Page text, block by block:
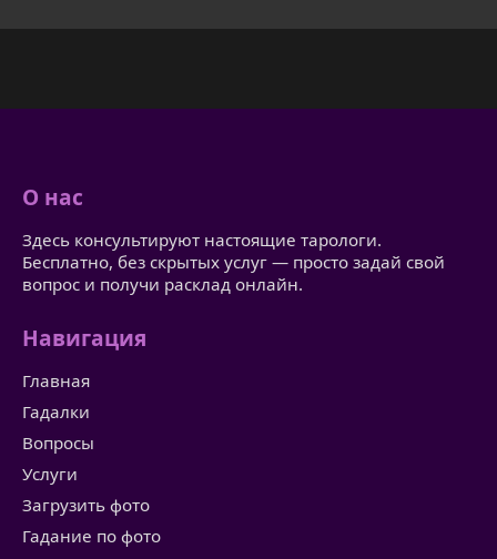
О нас
Здесь консультируют настоящие тарологи.
Бесплатно, без скрытых услуг — просто задай свой
вопрос и получи расклад онлайн.
Навигация
Главная
Гадалки
Вопросы
Услуги
Загрузить фото
Гадание по фото